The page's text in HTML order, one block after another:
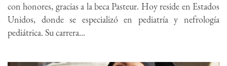
con honores, gracias a la beca Pasteur. Hoy reside en Estados
Unidos, donde se especializó en pediatría y nefrología
pediátrica. Su carrera...